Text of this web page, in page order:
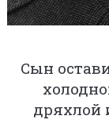
Сын
дряхлой